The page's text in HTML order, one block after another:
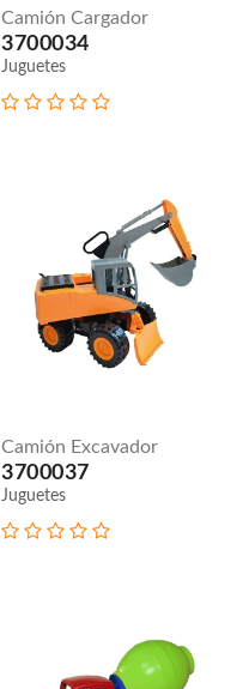
Camión Cargador
3700034
Juguetes
Camión Excavador
3700037
Juguetes